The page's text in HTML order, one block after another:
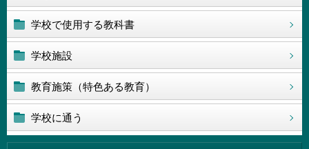
学校で使用する教科書
学校施設
教育施策（特色ある教育）
学校に通う